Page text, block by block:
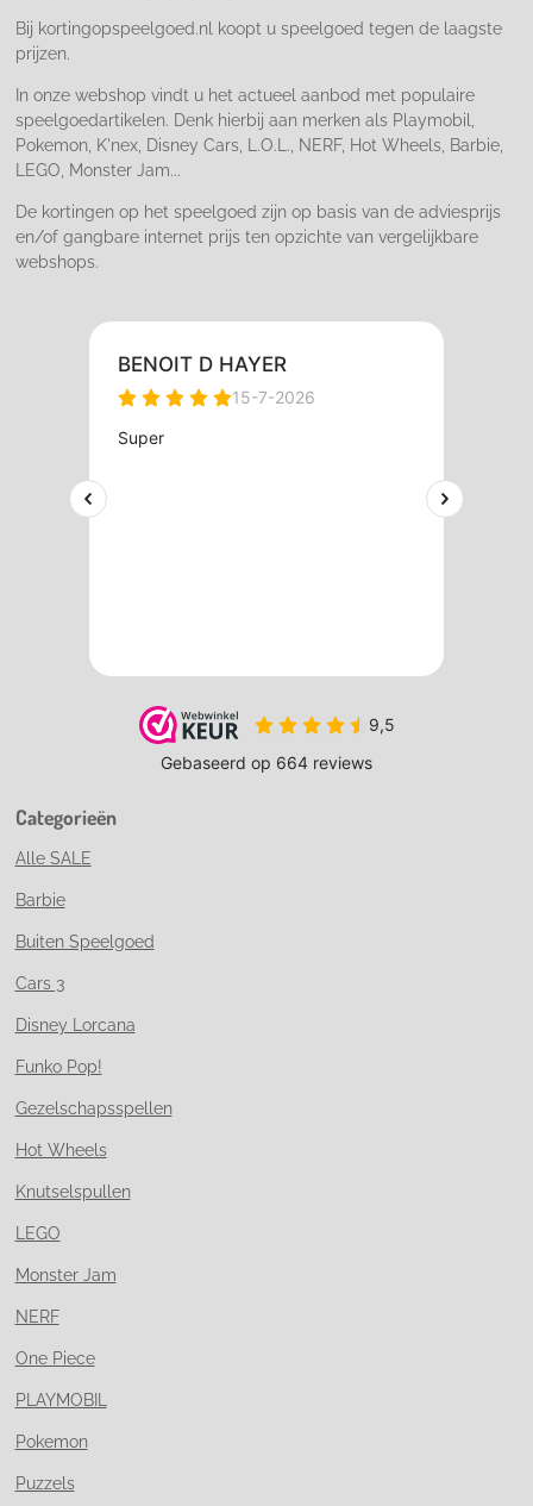
m
Bij kortingopspeelgoed.nl koopt u speelgoed tegen de laagste
prijzen.
In onze webshop vindt u het actueel aanbod met populaire
speelgoedartikelen. Denk hierbij aan merken als Playmobil,
Pokemon, K'nex, Disney Cars, L.O.L., NERF, Hot Wheels, Barbie,
LEGO, Monster Jam...
De kortingen op het speelgoed zijn op basis van de adviesprijs
en/of gangbare internet prijs ten opzichte van vergelijkbare
webshops.
Categorieën
Alle SALE
Barbie
Buiten Speelgoed
Cars 3
Disney Lorcana
Funko Pop!
Gezelschapsspellen
Hot Wheels
Knutselspullen
LEGO
Monster Jam
NERF
One Piece
PLAYMOBIL
Pokemon
Puzzels